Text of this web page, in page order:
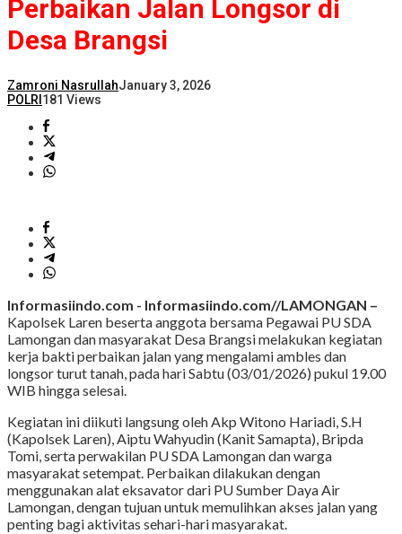
Perbaikan Jalan Longsor di
Desa Brangsi
Zamroni NasrullahJanuary 3, 2026
POLRI 181 Views
Informasiindo.com - Informasiindo.com//LAMONGAN –
Kapolsek Laren beserta anggota bersama Pegawai PU SDA
Lamongan dan masyarakat Desa Brangsi melakukan kegiatan
kerja bakti perbaikan jalan yang mengalami ambles dan
longsor turut tanah, pada hari Sabtu (03/01/2026) pukul 19.00
WIB hingga selesai.
Kegiatan ini diikuti langsung oleh Akp Witono Hariadi, S.H
(Kapolsek Laren), Aiptu Wahyudin (Kanit Samapta), Bripda
Tomi, serta perwakilan PU SDA Lamongan dan warga
masyarakat setempat. Perbaikan dilakukan dengan
menggunakan alat eksavator dari PU Sumber Daya Air
Lamongan, dengan tujuan untuk memulihkan akses jalan yang
penting bagi aktivitas sehari-hari masyarakat.